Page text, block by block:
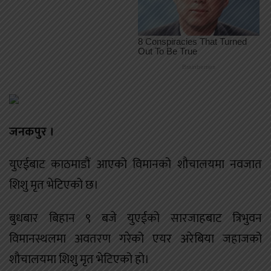
जनकपुर ।
युएईबाट काठमाडौं आएको विमानको शौचालयमा नवजात
शिशु मृत भेटिएको छ।
बुधबार बिहान ९ बजे युएईको सारजाहबाट त्रिभुवन
विमानस्थलमा अवतरण गरेको एयर अरेबिया जहाजको
शौचालयमा शिशु मृत भेटिएको हो।